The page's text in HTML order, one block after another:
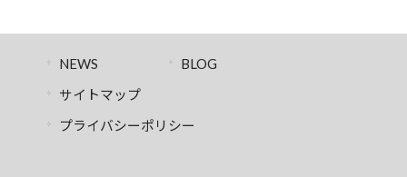
NEWS
BLOG
サイトマップ
プライバシーポリシー